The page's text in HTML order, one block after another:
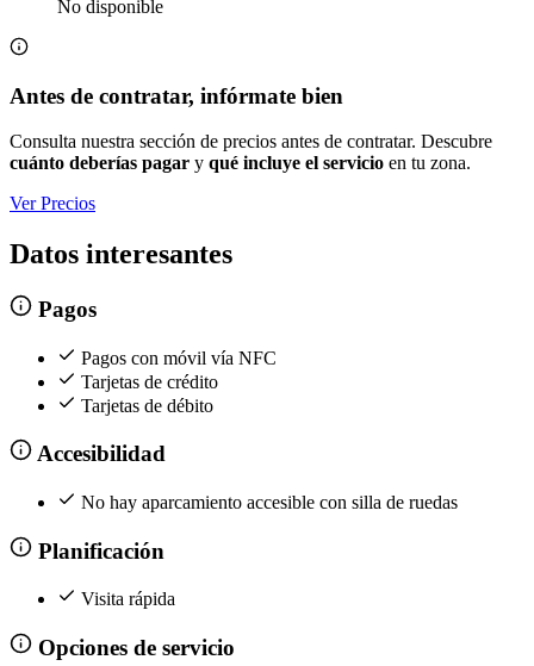
No disponible
Antes de contratar, infórmate bien
Consulta nuestra sección de precios antes de contratar. Descubre
cuánto deberías pagar y qué incluye el servicio en tu zona.
Ver Precios
Datos interesantes
Pagos
Pagos con móvil vía NFC
Tarjetas de crédito
Tarjetas de débito
Accesibilidad
No hay aparcamiento accesible con silla de ruedas
Planificación
Visita rápida
Opciones de servicio